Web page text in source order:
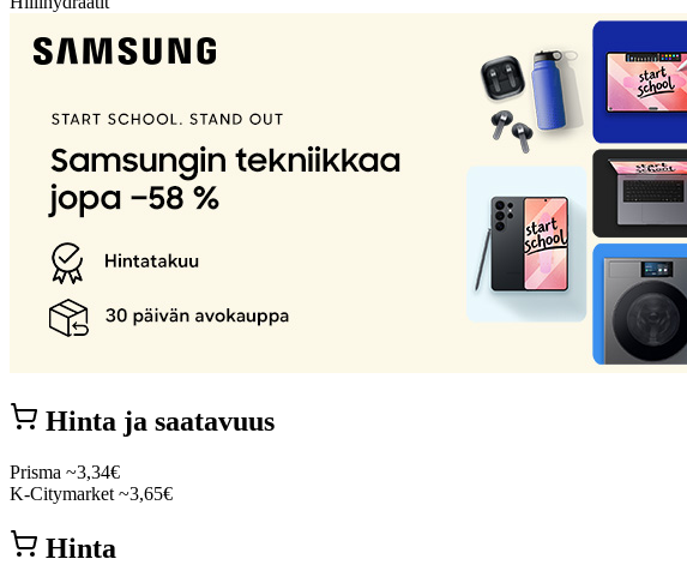
Hinta ja saatavuus
Prisma ~3,34€
K-Citymarket ~3,65€
Hinta